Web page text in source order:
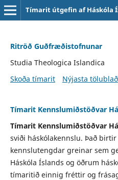
Tímarit útgefin af Háskóla
Ritröð Guðfræðistofnunar
Studia Theologica Islandica
Skoða tímarit
Nýjasta tölublað
Tímarit Kennslumiðstöðvar
Tímarit Kennslumiðstöðvar
sviði háskólakennslu. Það
kennslutengdar greinar sem
Háskóla Íslands og öðrum
tímaritið einnig fréttir og